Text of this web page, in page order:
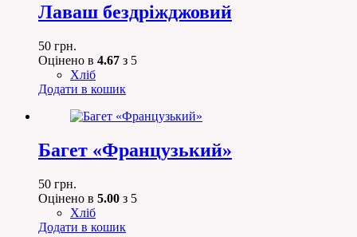
Лаваш бездріжджовий
50 грн.
Оцінено в 4.67 з 5
Хліб
Додати в кошик
Багет «Французький»
50 грн.
Оцінено в 5.00 з 5
Хліб
Додати в кошик